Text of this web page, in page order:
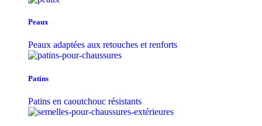
Peaux
Peaux adaptées aux retouches et renforts
Patins
Patins en caoutchouc résistants